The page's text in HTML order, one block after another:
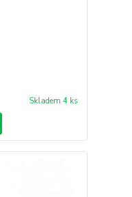
Skladem 4 ks